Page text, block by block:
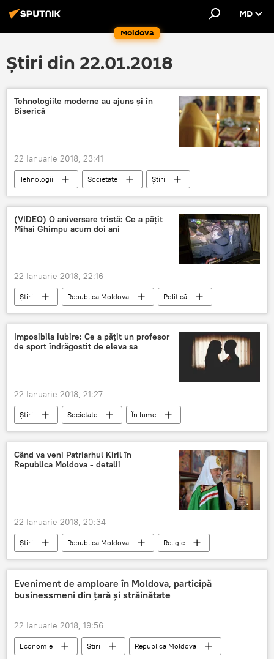
Moldova
MD
Știri din 22.01.2018
Tehnologiile moderne au ajuns și în
Biserică
22 Ianuarie 2018, 23:41
Tehnologii Societate
Știri
În lume
Informații
Paris
Franta
biserica
Paris
card bancar
(VIDEO) O aniversare tristă: Ce a pățit
Mihai Ghimpu acum doi ani
22 Ianuarie 2018, 22:16
Știri Republica Moldova
Politică
Mihai Ghimpu
Parlamentul Republicii Moldova
protestatari
bătut
mulțime
linșat
Imposibila iubire: Ce a pățit un profesor
de sport îndrăgostit de eleva sa
22 Ianuarie 2018, 21:27
Știri Societate
În lume
România
eleva
hartuire sexuala
relatii sexuale
Când va veni Patriarhul Kiril în
Republica Moldova - detalii
22 Ianuarie 2018, 20:34
Știri Republica Moldova
Religie
Politică
Societate
Rusia
Chisinau
Patriarhul Kiril
Congresul Mondial al Familiilor
detalii
Eveniment de amploare în Moldova, participă
businessmeni din țară și străinătate
22 Ianuarie 2018, 19:56
Economie Știri
Republica Moldova